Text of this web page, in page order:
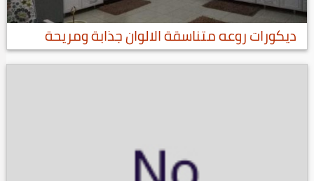
ديكورات روعه متناسقة الالوان جذابة ومريحة